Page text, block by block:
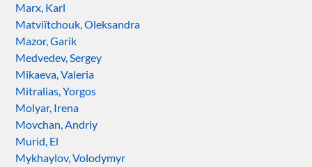
Marx, Karl
Matviïtchouk, Oleksandra
Mazor, Garik
Medvedev, Sergey
Mikaeva, Valeria
Mitralias, Yorgos
Molyar, Irena
Movchan, Andriy
Murid, El
Mykhaylov, Volodymyr